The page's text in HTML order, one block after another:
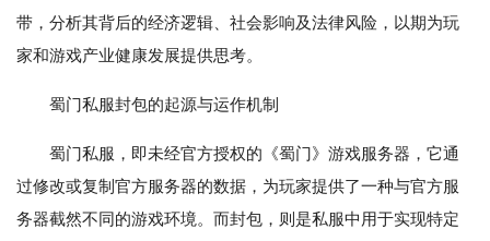
带，分析其背后的经济逻辑、社会影响及法律风险，以期为玩
家和游戏产业健康发展提供思考。
蜀门私服封包的起源与运作机制
蜀门私服，即未经官方授权的《蜀门》游戏服务器，它通
过修改或复制官方服务器的数据，为玩家提供了一种与官方服
务器截然不同的游戏环境。而封包，则是私服中用于实现特定